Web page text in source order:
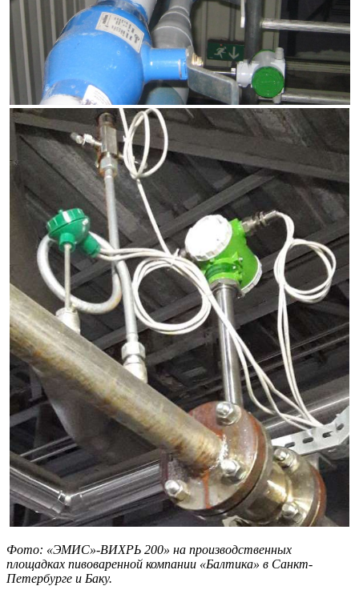
Фото: «ЭМИС»-ВИХРЬ 200» на производственных
площадках пивоваренной компании «Балтика» в Санкт-
Петербурге и Баку.